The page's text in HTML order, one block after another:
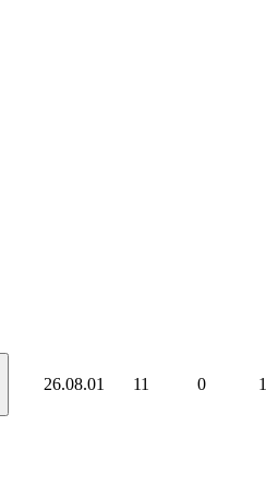
26.08.01 11 0 1